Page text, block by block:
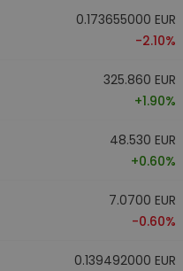
0.173655000 EUR
-2.10%
325.860 EUR
+1.90%
48.530 EUR
+0.60%
7.0700 EUR
-0.60%
0.139492000 EUR